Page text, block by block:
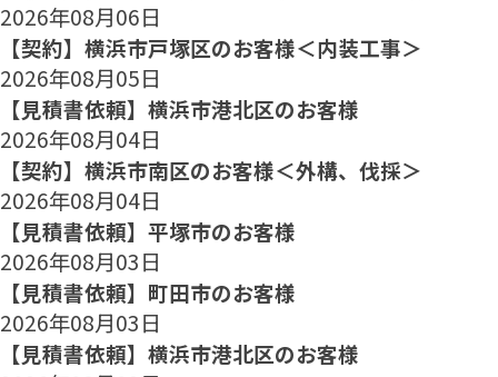
2026年08月06日
【契約】横浜市戸塚区のお客様＜内装工事＞
2026年08月05日
【見積書依頼】横浜市港北区のお客様
2026年08月04日
【契約】横浜市南区のお客様＜外構、伐採＞
2026年08月04日
【見積書依頼】平塚市のお客様
2026年08月03日
【見積書依頼】町田市のお客様
2026年08月03日
【見積書依頼】横浜市港北区のお客様